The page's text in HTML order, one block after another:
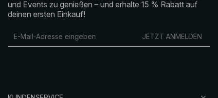
und Events zu genießen – und erhalte 15 % Rabatt auf
deinen ersten Einkauf!
JETZT ANMELDEN